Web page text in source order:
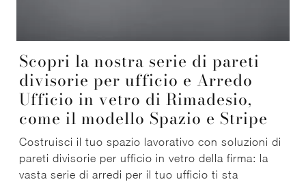
Scopri la nostra serie di pareti
divisorie per ufficio e Arredo
Ufficio in vetro di Rimadesio,
come il modello Spazio e Stripe
Costruisci il tuo spazio lavorativo con soluzioni di
pareti divisorie per ufficio in vetro della firma: la
vasta serie di arredi per il tuo ufficio ti sta